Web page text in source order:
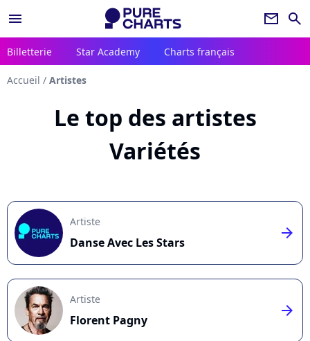
menu newsletter search
Billetterie Star Academy Charts français
Accueil / Artistes
Le top des artistes
Variétés
Artiste
Danse Avec Les Stars
arrow_right
Artiste
Florent Pagny
arrow_right